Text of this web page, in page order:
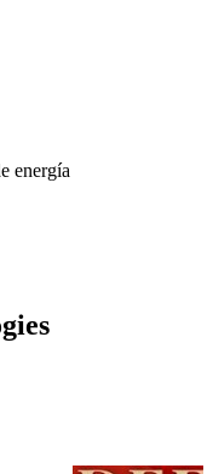
energía